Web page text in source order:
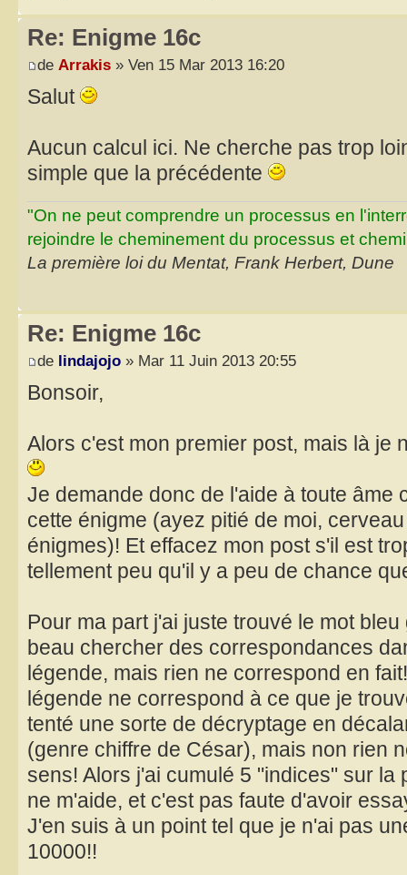
Re: Enigme 16c
de Arrakis » Ven 15 Mar 2013 16:20
Salut
Aucun calcul ici. Ne cherche pas trop
simple que la précédente
"On ne peut comprendre un processus en
rejoindre le cheminement du processus et
La première loi du Mentat, Frank Herbert, Dune
Re: Enigme 16c
de lindajojo » Mar 11 Juin 2013 20:55
Bonsoir,
Alors c'est mon premier post, mais là je
Je demande donc de l'aide à toute âme
cette énigme (ayez pitié de moi,
énigmes)! Et effacez mon post s'il est
tellement peu qu'il y a peu de chance
Pour ma part j'ai juste trouvé le mot
beau chercher des correspondances
légende, mais rien ne correspond en
légende ne correspond à ce que je
tenté une sorte de décryptage en
(genre chiffre de César), mais non rien
sens! Alors j'ai cumulé 5 "indices" sur la
ne m'aide, et c'est pas faute d'avoir
J'en suis à un point tel que je n'ai pas
10000!!